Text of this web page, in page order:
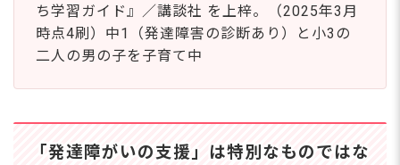
ち学習ガイド』／講談社 を上梓。（2025年3月
時点4刷）中1（発達障害の診断あり）と⼩3の
⼆⼈の男の⼦を⼦育て中
「発達障がいの⽀援」は特別なものではな